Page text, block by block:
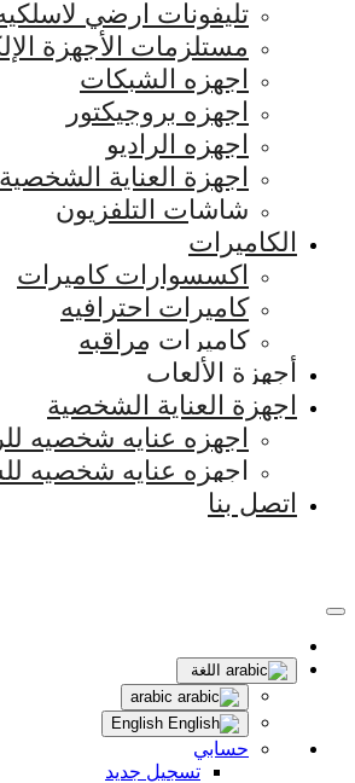
تليفونات ارضي
مستلزمات الأجهزة
اجهزه الشبكات
اجهزه بروجيكتور
اجهزه الراديو
اجهزة العناية الشخصية
شاشات التلفزيون
الكاميرات
اكسسوارات كاميرات
كاميرات احترافيه
كاميرات مراقبه
أجهزة الألعاب
اجهزة العناية الشخصية
اجهزه عنايه شخصيه
اجهزه عنايه شخصيه
اتصل بنا
اللغة
حسابي
تسجيل جديد